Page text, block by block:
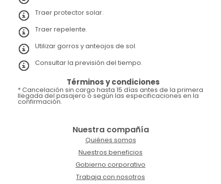
Traer protector solar.
Traer repelente.
Utilizar gorros y anteojos de sol.
Consultar la previsión del tiempo.
Términos y condiciones
* Cancelación sin cargo hasta 15 días antes de la primera
llegada del pasajero o según las especificaciones en la
confirmación.
Nuestra compañía
Quiénes somos
Nuestros beneficios
Gobierno corporativo
Trabaja con nosotros